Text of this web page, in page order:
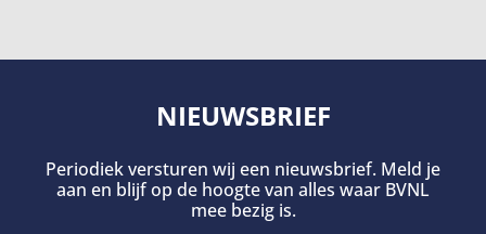
NIEUWSBRIEF
Periodiek versturen wij een nieuwsbrief. Meld je
aan en blijf op de hoogte van alles waar BVNL
mee bezig is.